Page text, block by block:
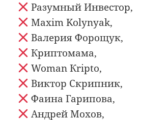
Разумный Инвестор,
Maxim Kolynyak,
Валерия Форощук,
Криптомама,
Woman Кripto,
Виктор Скрипник,
Фаина Гарипова,
Андрей Мохов,